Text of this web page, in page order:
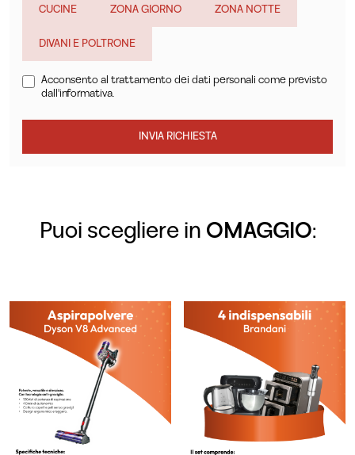
CUCINE ZONA GIORNO ZONA NOTTE
DIVANI E POLTRONE
Acconsento al trattamento dei dati personali come previsto
dall'informativa.
INVIA RICHIESTA
Puoi scegliere in OMAGGIO: